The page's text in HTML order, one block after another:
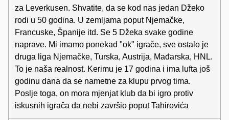
za Leverkusen. Shvatite, da se kod nas jedan Džeko
rodi u 50 godina. U zemljama poput Njemačke,
Francuske, Španije itd. Se 5 Džeka svake godine
naprave. Mi imamo ponekad "ok" igrače, sve ostalo je
druga liga Njemačke, Turska, Austrija, Mađarska, HNL.
To je naša realnost. Kerimu je 17 godina i ima lufta još
godinu dana da se nametne za klupu prvog tima.
Poslje toga, on mora mjenjat klub da bi igro protiv
iskusnih igrača da nebi završio poput Tahirovića